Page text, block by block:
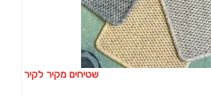
שטיחים מקיר לקיר